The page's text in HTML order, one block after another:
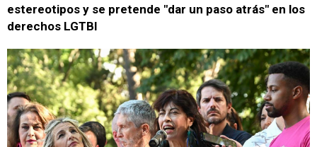
estereotipos y se pretende "dar un paso atrás" en los
derechos LGTBI